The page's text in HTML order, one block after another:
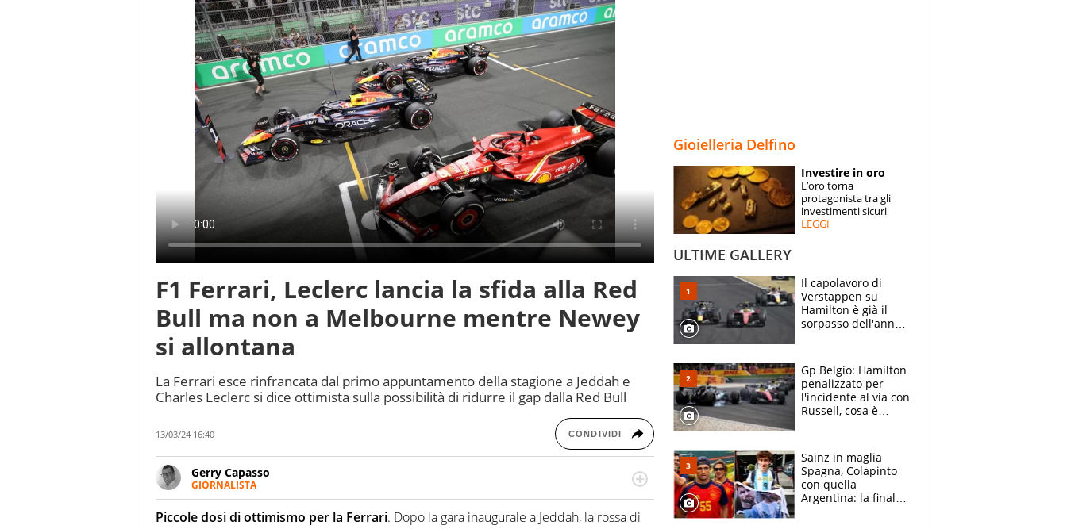
ESPERTI
CONTATTI
F1 Ferrari, Leclerc lancia la sfida alla Red
Bull ma non a Melbourne mentre Newey
si allontana
La Ferrari esce rinfrancata dal primo appuntamento della stagione a Jeddah e
Charles Leclerc si dice ottimista sulla possibilità di ridurre il gap dalla Red Bull
13/03/24 16:40 CONDIVIDI
Gerry Capasso
GIORNALISTA
Per lui gli sport americani non hanno segreti: basket, football, baseball e la capacità
innata di trovare la notizia dove altri non vedono granché
Piccole dosi di ottimismo per la Ferrari. Dopo la gara inaugurale a Jeddah, la rossa di
Gioielleria Delfino
Investire in oro
L’oro torna
protagonista tra gli
investimenti sicuri
LEGGI
ULTIME GALLERY
Il capolavoro di
Verstappen su
Hamilton è già il
sorpasso dell'anno:
2021
Gp Belgio: Hamilton
penalizzato per
l'incidente al via con
Russell, cosa è
Sainz in maglia
Spagna, Colapinto
con quella
Argentina: la finale